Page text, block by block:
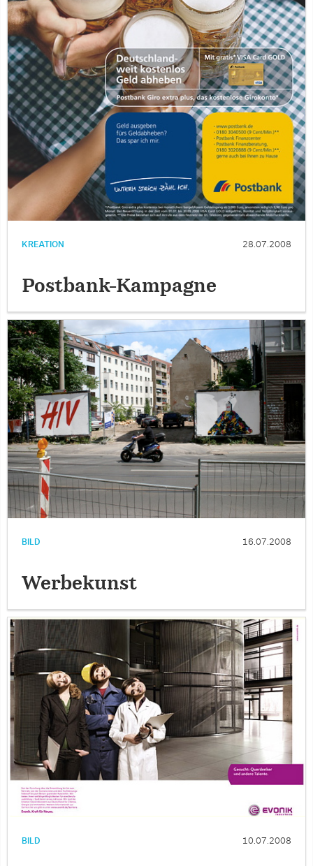
KREATION 28.07.2008
Postbank-Kampagne
BILD 16.07.2008
Werbekunst
BILD 10.07.2008